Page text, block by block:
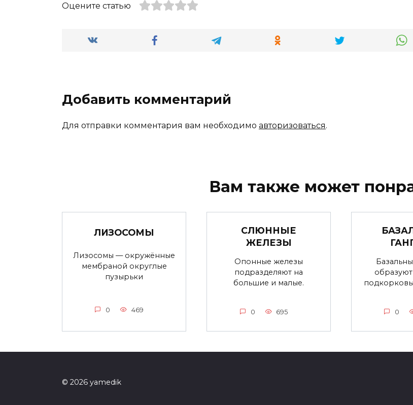
Оцените статью
Добавить комментарий
Для отправки комментария вам необходимо авторизоваться.
Вам также может
ЛИЗОСОМЫ
Лизосомы — окружённые
мембраной округлые
пузырьки
0 469
СЛЮННЫЕ
ЖЕЛЕЗЫ
Опонные железы
подразделяют на
большие и малые.
0 695 0
© 2026 yamedik